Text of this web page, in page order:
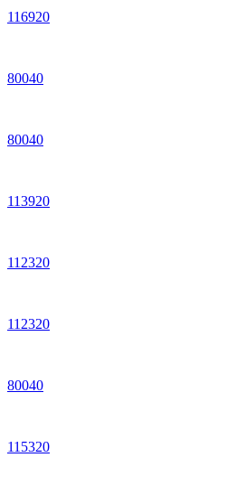
116920
80040
80040
113920
112320
112320
80040
115320